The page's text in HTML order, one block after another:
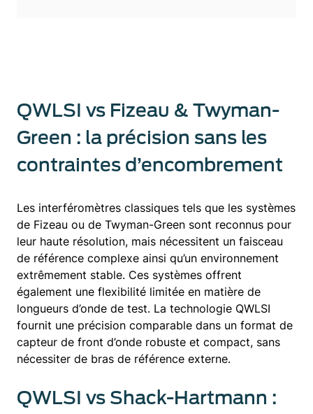
QWLSI vs Fizeau & Twyman-
Green : la précision sans les
contraintes d’encombrement
Les interféromètres classiques tels que les systèmes
de Fizeau ou de Twyman-Green sont reconnus pour
leur haute résolution, mais nécessitent un faisceau
de référence complexe ainsi qu’un environnement
extrêmement stable. Ces systèmes offrent
également une flexibilité limitée en matière de
longueurs d’onde de test. La technologie QWLSI
fournit une précision comparable dans un format de
capteur de front d’onde robuste et compact, sans
nécessiter de bras de référence externe.
QWLSI vs Shack-Hartmann :